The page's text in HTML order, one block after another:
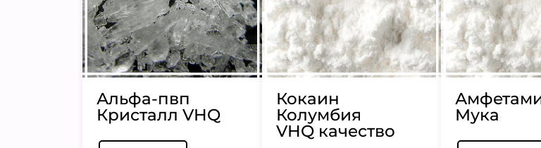
Альфа-пвп
Кристалл VHQ
Кокаин
Колумбия
VHQ качество
Мука